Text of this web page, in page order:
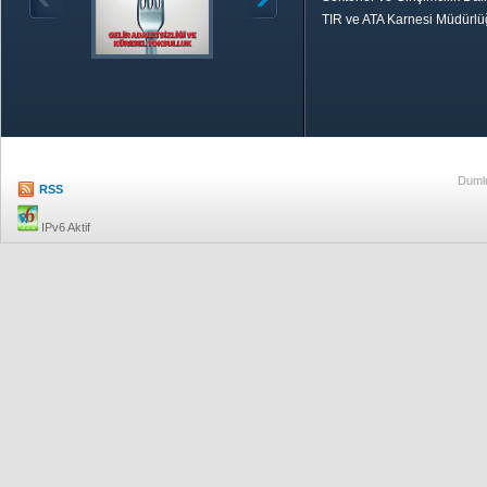
TIR ve ATA Karnesi
RSS
IPv6 Aktif